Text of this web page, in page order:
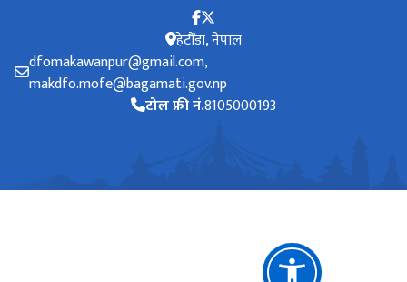
हेटौँडा, नेपाल
dfomakawanpur@gmail.com,
makdfo.mofe@bagamati.gov.np
टोल फ्री नं.8105000193